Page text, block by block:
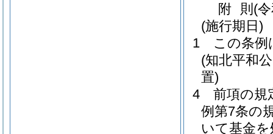
附 則 (
(施行期日)
1
この条例
(知北平和
置)
4
前項の規
例第7条の
いて基金